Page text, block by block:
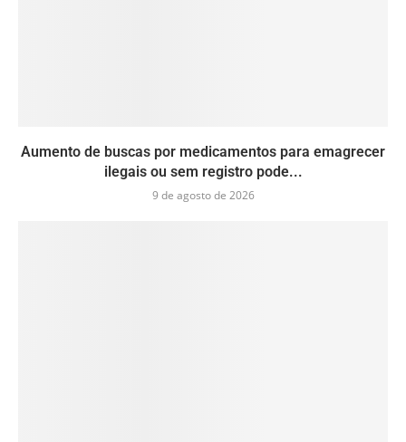
Aumento de buscas por medicamentos para emagrecer
ilegais ou sem registro pode...
9 de agosto de 2026